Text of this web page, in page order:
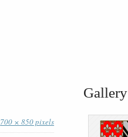
700 × 850 pixels
Gallery